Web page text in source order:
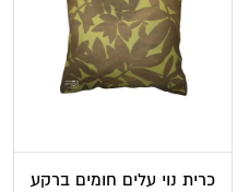
כרית נוי עלים חומים ברקע